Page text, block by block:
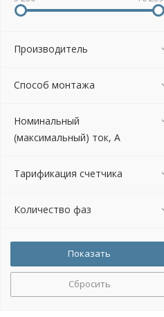
Производитель
Способ монтажа
Номинальный
(максимальный) ток, А
Тарификация счетчика
Количество фаз
Сбросить